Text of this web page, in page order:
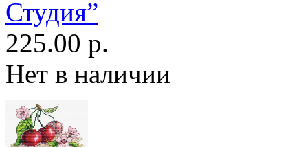
Студия”
225.00 р.
Нет в наличии